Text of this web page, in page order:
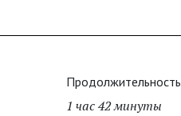
Продолжительность
1 час 42 минуты